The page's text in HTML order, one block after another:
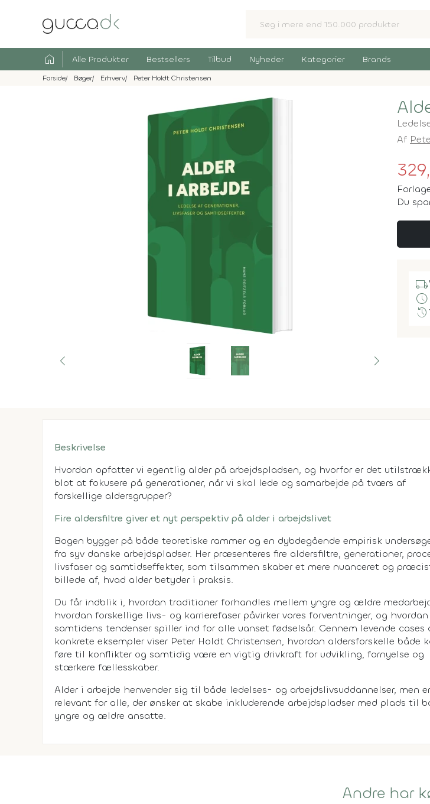
home Alle Produkter Bestsellers Tilbud Nyheder Kategorier Brands
Forside Bøger Erhverv Peter Holdt Christensen
Af
Du
local_shipping
schedule
history
Beskrivelse
Hvordan opfatter vi egentlig alder på arbejdspladsen, og hvorfor er det
blot at fokusere på generationer, når vi skal lede og samarbejde på tværs af
forskellige aldersgrupper?
Fire aldersfiltre giver et nyt perspektiv på alder i arbejdslivet
Bogen bygger på både teoretiske rammer og en dybdegående empirisk
fra syv danske arbejdspladser. Her præsenteres fire aldersfiltre, generationer,
livsfaser og samtidseffekter, som tilsammen skaber et mere nuanceret og
billede af, hvad alder betyder i praksis.
Du får indblik i, hvordan traditioner forhandles mellem yngre og ældre
hvordan forskellige livs- og karrierefaser påvirker vores forventninger, og hvordan
samtidens tendenser spiller ind for alle uanset fødselsår. Gennem levende cases
konkrete eksempler viser Peter Holdt Christensen, hvordan aldersforskelle både
føre til konflikter og samtidig være en vigtig drivkraft for udvikling, fornyelse og
stærkere fællesskaber.
Alder i arbejde henvender sig til både ledelses- og arbejdslivsuddannelser, men
relevant for alle, der ønsker at skabe inkluderende arbejdspladser med plads til
yngre og ældre ansatte.
Andre har